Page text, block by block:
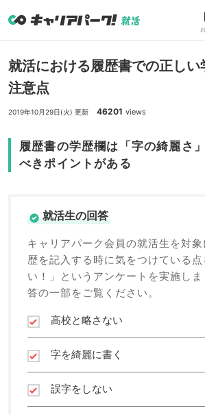
就活における履歴書での正しい
注意点
2019年10月29日(火) 更新 46201 views
履歴書の学歴欄は「字の綺麗さ
べきポイントがある
就活生の回答
キャリアパーク会員の就活生を対
歴を記入する時に気をつけている
い！」というアンケートを実施し
答の一部をご覧ください。
高校と略さない
字を綺麗に書く
誤字をしない